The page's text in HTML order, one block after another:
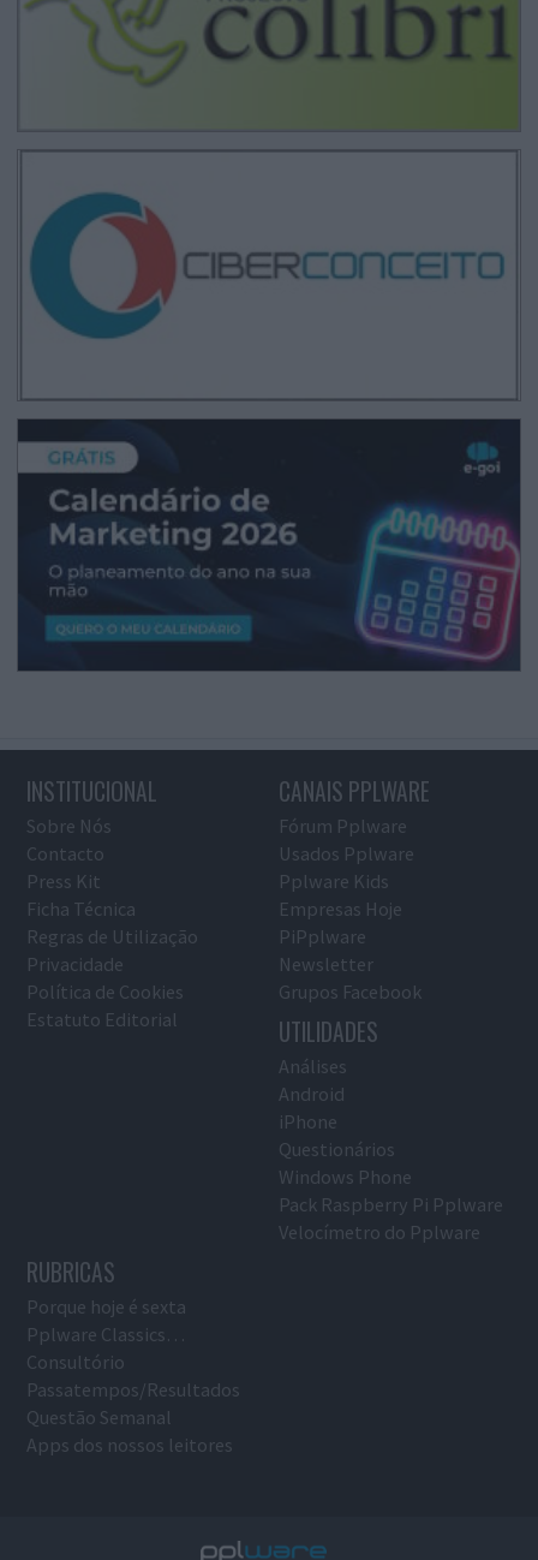
INSTITUCIONAL
Sobre Nós
Contacto
Press Kit
Ficha Técnica
Regras de Utilização
Privacidade
Política de Cookies
Estatuto Editorial
CANAIS PPLWARE
Fórum Pplware
Usados Pplware
Pplware Kids
Empresas Hoje
PiPplware
Newsletter
Grupos Facebook
UTILIDADES
Análises
Android
iPhone
Questionários
Windows Phone
Pack Raspberry Pi Pplware
Velocímetro do Pplware
RUBRICAS
Porque hoje é sexta
Pplware Classics…
Consultório
Passatempos/Resultados
Questão Semanal
Apps dos nossos leitores